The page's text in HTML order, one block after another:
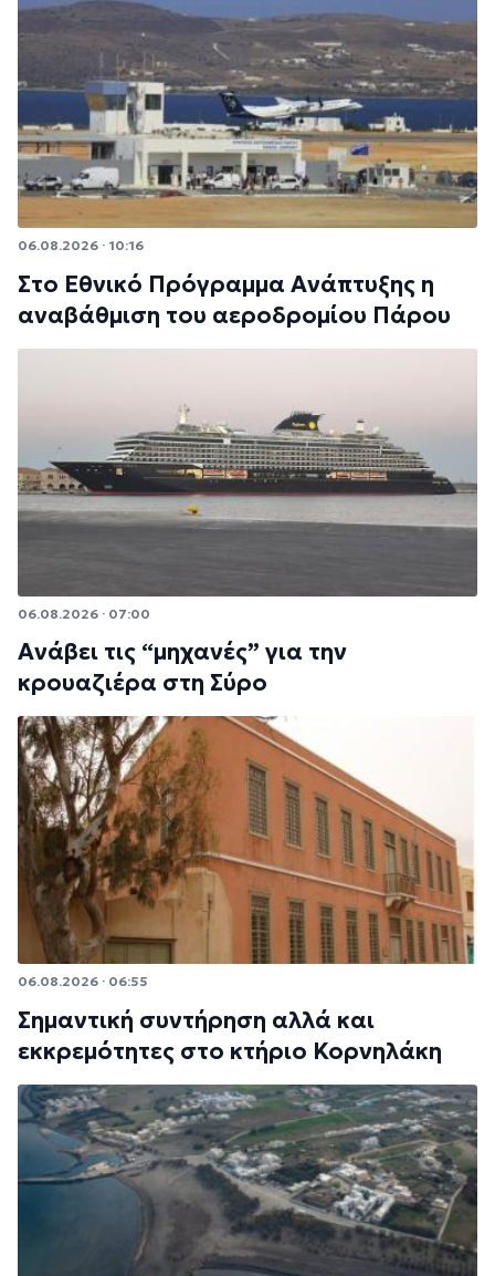
06.08.2026 · 10:16
Στο Εθνικό Πρόγραμμα Ανάπτυξης η
αναβάθμιση του αεροδρομίου Πάρου
06.08.2026 · 07:00
Ανάβει τις “μηχανές” για την
κρουαζιέρα στη Σύρο
06.08.2026 · 06:55
Σημαντική συντήρηση αλλά και
εκκρεμότητες στο κτήριο Κορνηλάκη